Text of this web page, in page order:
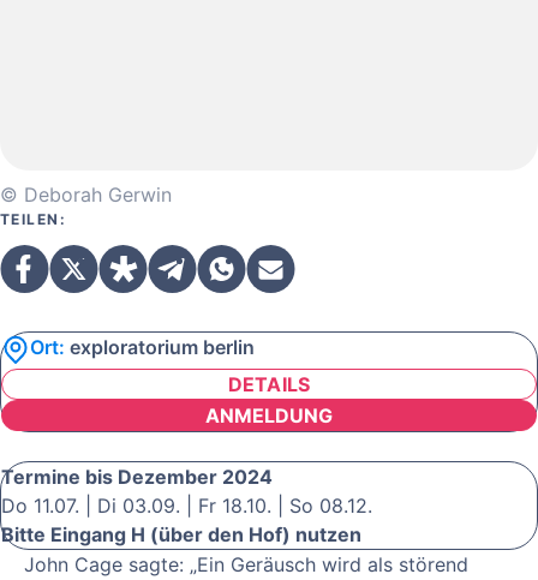
© Deborah Gerwin
TEILEN:
Ort: exploratorium berlin
DETAILS
ANMELDUNG
Termine bis Dezember 2024
Do 11.07. | Di 03.09. | Fr 18.10. | So 08.12.
Bitte Eingang H (über den Hof) nutzen
John Cage sagte: „Ein Geräusch wird als störend